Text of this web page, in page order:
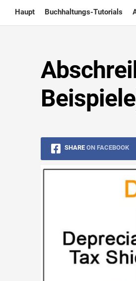
content
Haupt Buchhaltungs-Tutorials
SHARE ON FACEBOOK